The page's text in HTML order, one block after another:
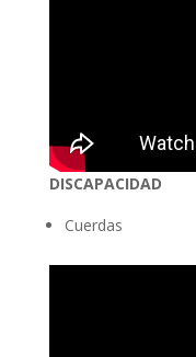
DISCAPACIDAD
Cuerdas